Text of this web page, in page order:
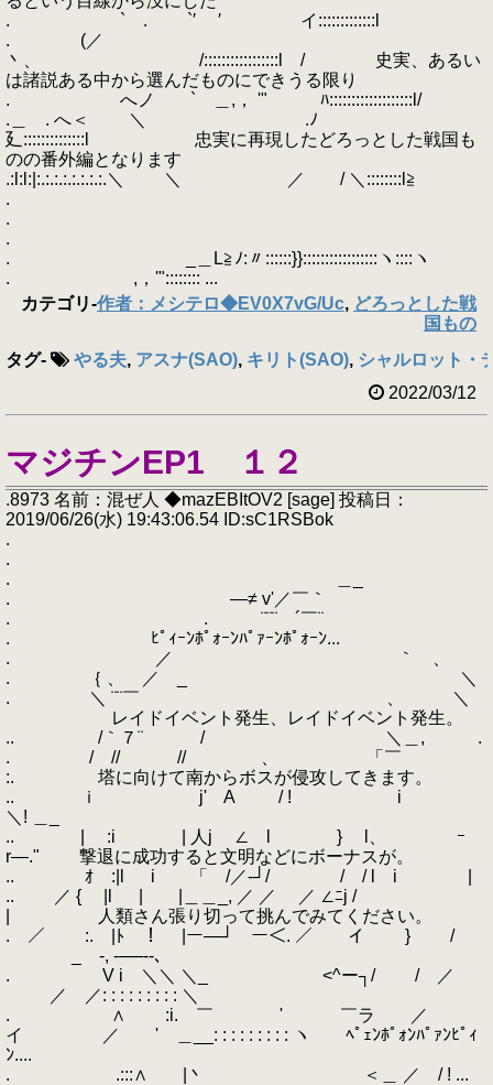
. ` . `′ ′ イ:::::::::::::l
. (／
丶、 /:::::::::::::::::l / 史実、あるい
は諸説ある中から選んだものにできうる限り
. へノ ` ＿,， '" ﾊ:::::::::::::::::::l/
.＿ . へ＜ ＼ .ﾉ
廴::::::::::::::l 忠実に再現したどろっとした戦国も
のの番外編となります
.:l:l:|:.:.:.:.:.:.:.:.＼ ＼ ／ / ＼::::::::l≧
.
.
.
. _＿L≧ﾉ:〃::::::}}:::::::::::::::::ヽ::::ヽ
. ,，'":::::::: ...
カテゴリ-作者：メシテロ◆EV0X7vG/Uc, どろっとした戦
国もの
タグ- やる夫, アスナ(SAO), キリト(SAO), シャルロット・
2022/03/12
マジチンEP1 １２
.8973 名前：混ぜ人 ◆mazEBItOV2 [sage] 投稿日：
2019/06/26(水) 19:43:06.54 ID:sC1RSBok
.
.
. ＿_
. ―≠ v'／￣｀
. . ¨¨¨ ´￣¨
. ﾋﾟｨｰﾝﾎﾟｫｰﾝﾊﾟｧｰﾝﾎﾟｫｰﾝ...
. ／ ｀ 、
. ｛ 、 ／ _ ＼
. ＼ ¨¨￣ 、 ＼
レイドイベント発生、レイドイベント発生。
.. /｀７¨ / ＼＿, .
. / // // 、 「￣
:. 塔に向けて南からボスが侵攻してきます。
.. ｉ j' A / ! i
＼! ＿_
.. | :i | 人j ∠ l } l、 ｰ
r―." 撃退に成功すると文明などにボーナスが。
.. ｵ :|l i 「 /／‐┘/ / / l i |
.. ／ { |l | |＿＿_, ／ ／ ／ ∠ﾆj /
| 人類さん張り切って挑んでみてください。
. ／ :. |ﾄ ！ |ー―┘￣ー＜. ／ イ } /
_ -, -──‐-､
. V i ＼＼ ＼_ <^ー┐/ / ／
／ ／: : : : : : : : : ＼
. ∧ :i. ￣ ' ￣ラ ／
イ ／ ' ＿__: : : : : : : : : ヽ ﾍﾟｪﾝﾎﾟｫﾝﾊﾟｧﾝﾋﾟｨ
ﾝ....
. .:::∧ |丶 ＜＿ ／ / ! ...